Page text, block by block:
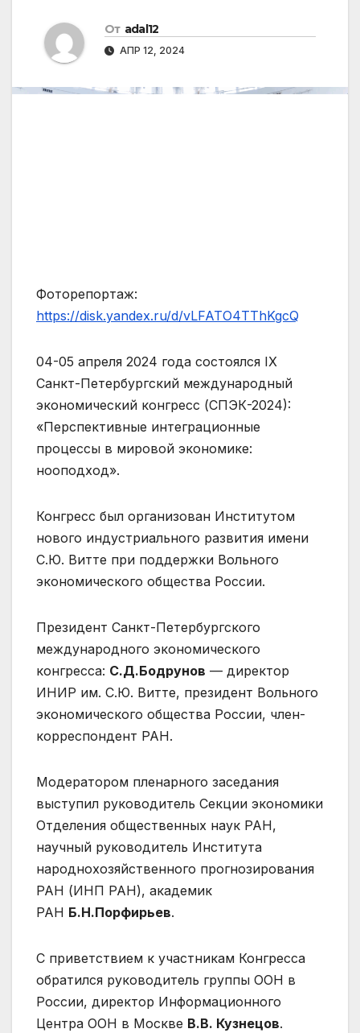
От adal12
АПР 12, 2024
Фоторепортаж:
https://disk.yandex.ru/d/vLFATO4TThKgcQ
04-05 апреля 2024 года состоялся IX
Санкт-Петербургский международный
экономический конгресс (СПЭК-2024):
«Перспективные интеграционные
процессы в мировой экономике:
нооподход».
Конгресс был организован Институтом
нового индустриального развития имени
С.Ю. Витте при поддержки Вольного
экономического общества России.
Президент Санкт-Петербургского
международного экономического
конгресса: С.Д.Бодрунов — директор
ИНИР им. С.Ю. Витте, президент Вольного
экономического общества России, член-
корреспондент РАН.
Модератором пленарного заседания
выступил руководитель Секции экономики
Отделения общественных наук РАН,
научный руководитель Института
народнохозяйственного прогнозирования
РАН (ИНП РАН), академик
РАН Б.Н.Порфирьев.
С приветствием к участникам Конгресса
обратился руководитель группы ООН в
России, директор Информационного
Центра ООН в Москве В.В. Кузнецов.